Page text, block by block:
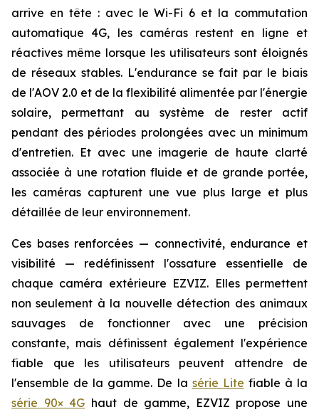
arrive en tête : avec le Wi-Fi 6 et la commutation
automatique 4G, les caméras restent en ligne et
réactives même lorsque les utilisateurs sont éloignés
de réseaux stables. L'endurance se fait par le biais
de l'AOV 2.0 et de la flexibilité alimentée par l'énergie
solaire, permettant au système de rester actif
pendant des périodes prolongées avec un minimum
d'entretien. Et avec une imagerie de haute clarté
associée à une rotation fluide et de grande portée,
les caméras capturent une vue plus large et plus
détaillée de leur environnement.
Ces bases renforcées — connectivité, endurance et
visibilité — redéfinissent l'ossature essentielle de
chaque caméra extérieure EZVIZ. Elles permettent
non seulement à la nouvelle détection des animaux
sauvages de fonctionner avec une précision
constante, mais définissent également l'expérience
fiable que les utilisateurs peuvent attendre de
l'ensemble de la gamme. De la série Lite fiable à la
série 90× 4G haut de gamme, EZVIZ propose une